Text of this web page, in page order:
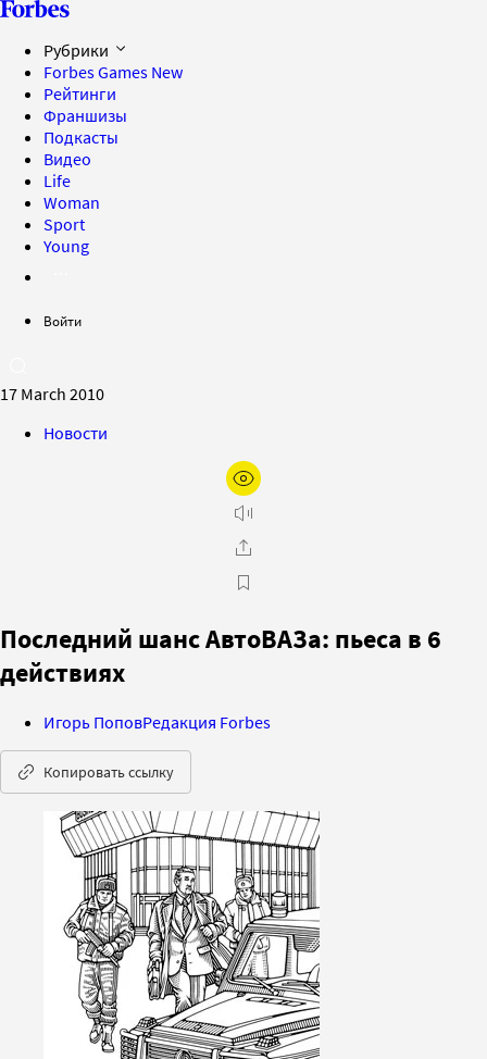
Рубрики
Forbes Games New
Рейтинги
Франшизы
Подкасты
Видео
Life
Woman
Sport
Young
Войти
17 March 2010
Новости
Последний шанс АвтоВАЗа: пьеса в 6
действиях
Игорь ПоповРедакция Forbes
Копировать ссылку